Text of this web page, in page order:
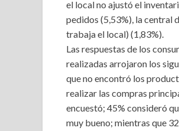
el local no ajustó el
pedidos (5,53%), la central
trabaja el local) (1,83%).
Las respuestas de los
realizadas arrojaron los
que no encontró los
realizar las compras
encuestó; 45% consideró
muy bueno; mientras que